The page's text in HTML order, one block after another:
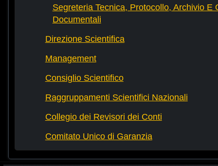
Segreteria Tecnica, Protocollo, Archivio E
Documentali
Direzione Scientifica
Management
Consiglio Scientifico
Raggruppamenti Scientifici Nazionali
Collegio dei Revisori dei Conti
Comitato Unico di Garanzia